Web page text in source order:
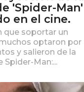
'Spider-Man'
en el cine.
que soportar un
optaron por
y salieron de la
Spider-Man:...